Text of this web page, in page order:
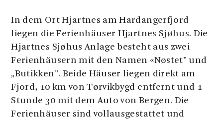
In dem Ort Hjartnes am Hardangerfjord
liegen die Ferienhäuser Hjartnes Sjøhus. Die
Hjartnes Sjøhus Anlage besteht aus zwei
Ferienhäusern mit den Namen «Nøstet" und
„Butikken". Beide Häuser liegen direkt am
Fjord, 10 km von Tørvikbygd entfernt und 1
Stunde 30 mit dem Auto von Bergen. Die
Ferienhäuser sind vollausgestattet und